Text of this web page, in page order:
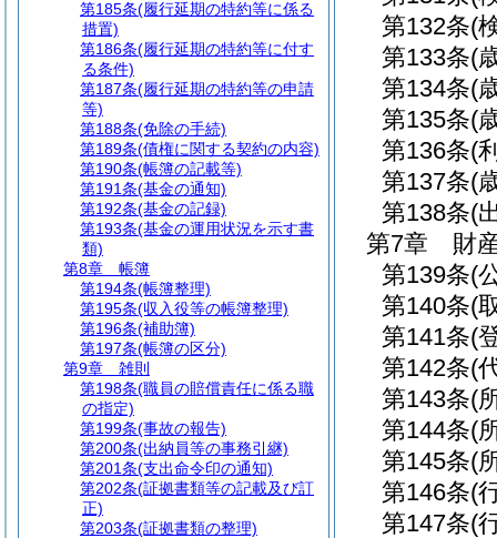
第132条(
第133条(
第134条(
第135条(
第136条(
第137条(
第138条(
第7章
財
第139条(
第140条(
第141条(
第142条(
第143条(
第144条(
第145条(
第146条(
第147条(
第185条(履行延期の特約等に係る
措置)
第186条(履行延期の特約等に付す
る条件)
第187条(履行延期の特約等の申請
等)
第188条(免除の手続)
第189条(債権に関する契約の内容)
第190条(帳簿の記載等)
第191条(基金の通知)
第192条(基金の記録)
第193条(基金の運用状況を示す書
類)
第8章
帳簿
第194条(帳簿整理)
第195条(収入役等の帳簿整理)
第196条(補助簿)
第197条(帳簿の区分)
第9章
雑則
第198条(職員の賠償責任に係る職
の指定)
第199条(事故の報告)
第200条(出納員等の事務引継)
第201条(支出命令印の通知)
第202条(証拠書類等の記載及び訂
正)
第203条(証拠書類の整理)